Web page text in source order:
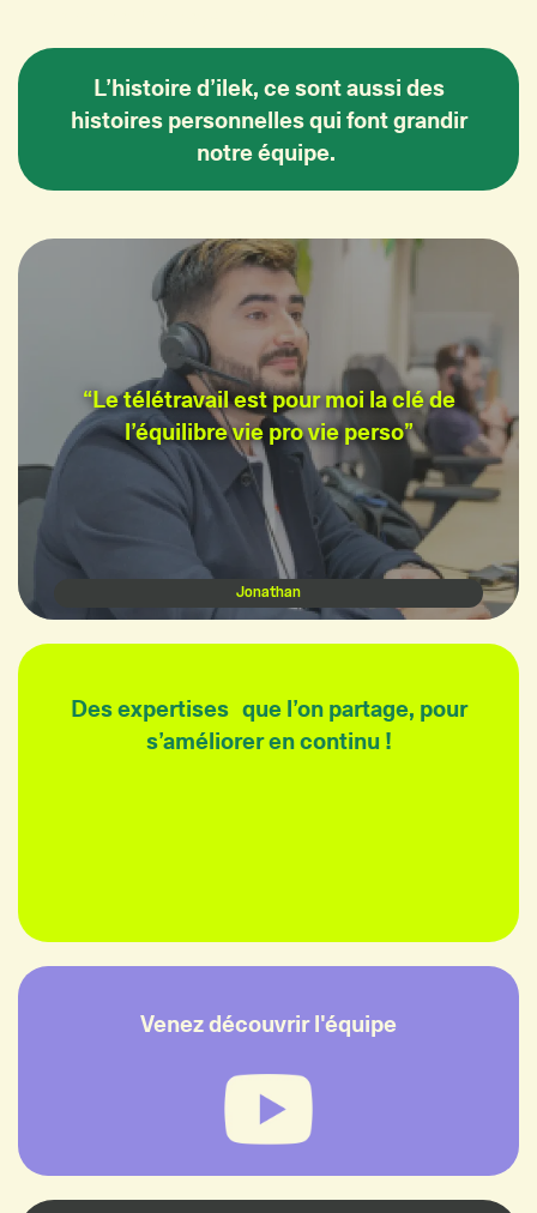
L’histoire d’ilek, ce sont aussi des
histoires personnelles qui font grandir
notre équipe.
“Le télétravail est pour moi la clé de
l’équilibre vie pro vie perso”
Jonathan
Des expertises que l’on partage, pour
s’améliorer en continu !
Venez découvrir l'équipe